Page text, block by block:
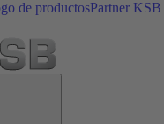
de productosPartner KSB